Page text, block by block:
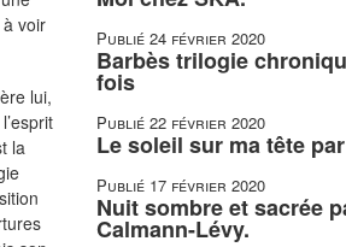
voir
lui,
la
Publié 24 février 2020
Barbès trilogie
fois
Publié 22 février 2020
Le soleil sur ma tête
Publié 17 février 2020
Nuit sombre et sacrée
Calmann-Lévy.